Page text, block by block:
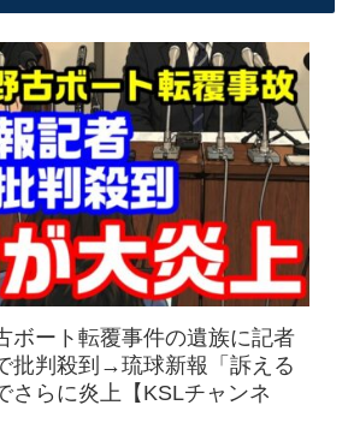
ボート転覆事件の遺族に記者
批判殺到→琉球新報「訴える
さらに炎上【KSLチャンネ